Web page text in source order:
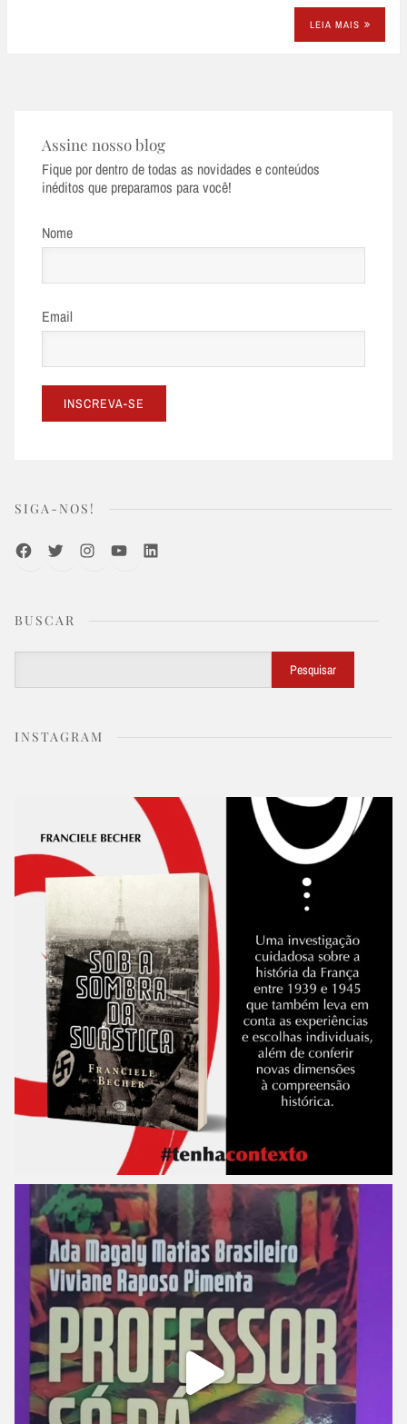
LEIA MAIS
Assine nosso blog
Fique por dentro de todas as novidades e conteúdos
inéditos que preparamos para você!
Nome
Email
SIGA-NOS!
FacebookTwitterInstagramYoutubeLinkedIn
BUSCAR
Pesquisar
INSTAGRAM